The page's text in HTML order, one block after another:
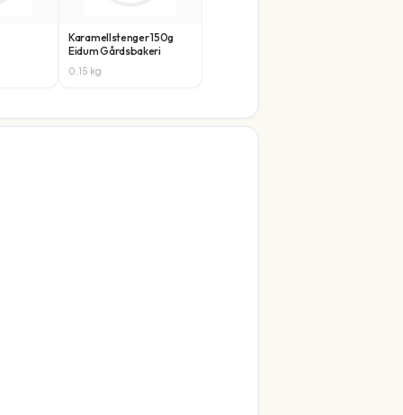
Karamellstenger 150g
Eidum Gårdsbakeri
0.15 kg